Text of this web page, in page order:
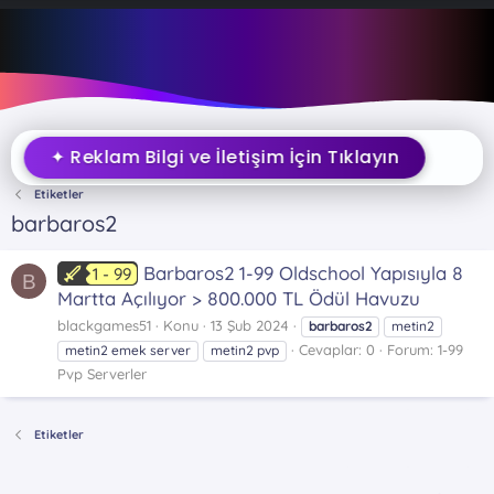
✦ Reklam Bilgi ve İletişim İçin Tıklayın
Etiketler
barbaros2
B 1 - 99
Barbaros2 1-99 Oldschool Yapısıyla 8
Martta Açılıyor > 800.000 TL Ödül Havuzu
blackgames51 Konu 13 Şub 2024 barbaros2
metin2
metin2 emek server
metin2 pvp Cevaplar: 0 Forum: 1-99
Pvp Serverler
Etiketler